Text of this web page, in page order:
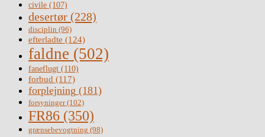
civile (107)
desertør (228)
disciplin (96)
efterladte (124)
faldne (502)
faneflugt (110)
forbud (117)
forplejning (181)
forsyninger(102)
FR86 (350)
grænsebevogtning (98)